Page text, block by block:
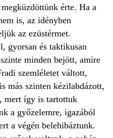
érte. Ha a
is, az idényben
az ezüstérmet.
gyorsan és taktikusan
minden bejött, amire
szemléletet váltott,
más szinten kézilabdázott,
mert így is tartottuk
a győzelemre, igazából
a végén belehibáztunk.